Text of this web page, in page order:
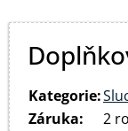
Kategorie:
Záruka:
2